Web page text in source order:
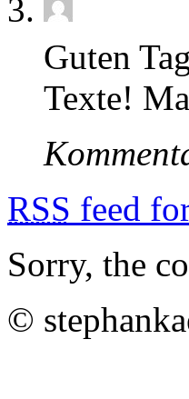
Guten
Texte!
RSS feed
Sorry, the
©